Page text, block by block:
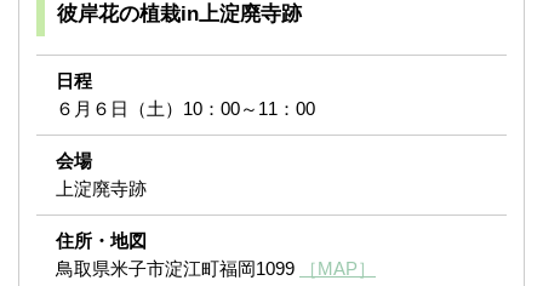
彼岸花の植栽in上淀廃寺跡
日程
６月６日（土）10：00～11：00
会場
上淀廃寺跡
住所・地図
鳥取県米子市淀江町福岡1099
［MAP］